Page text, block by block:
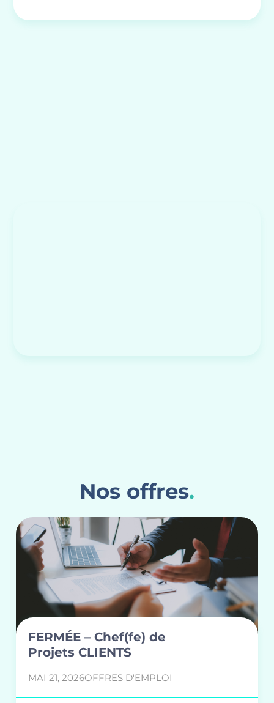
Nos offres.
FERMÉE – Chef(fe) de
Projets CLIENTS
MAI 21, 2026OFFRES D'EMPLOI